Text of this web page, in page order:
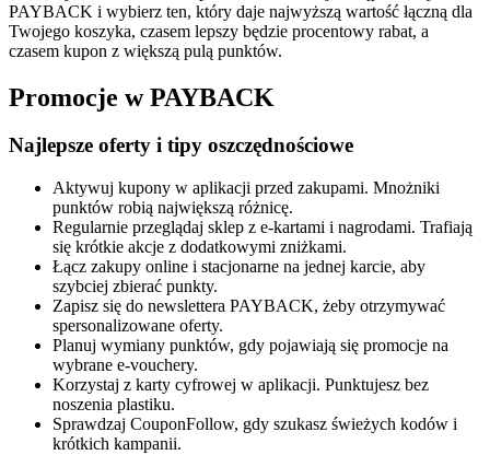
PAYBACK i wybierz ten, który daje najwyższą wartość łączną dla
Twojego koszyka, czasem lepszy będzie procentowy rabat, a
czasem kupon z większą pulą punktów.
Promocje w PAYBACK
Najlepsze oferty i tipy oszczędnościowe
Aktywuj kupony w aplikacji przed zakupami. Mnożniki
punktów robią największą różnicę.
Regularnie przeglądaj sklep z e‑kartami i nagrodami. Trafiają
się krótkie akcje z dodatkowymi zniżkami.
Łącz zakupy online i stacjonarne na jednej karcie, aby
szybciej zbierać punkty.
Zapisz się do newslettera PAYBACK, żeby otrzymywać
spersonalizowane oferty.
Planuj wymiany punktów, gdy pojawiają się promocje na
wybrane e‑vouchery.
Korzystaj z karty cyfrowej w aplikacji. Punktujesz bez
noszenia plastiku.
Sprawdzaj CouponFollow, gdy szukasz świeżych kodów i
krótkich kampanii.